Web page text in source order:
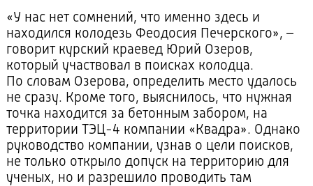
«У нас нет сомнений, что именно здесь и
находился колодезь Феодосия Печерского», –
говорит курский краевед Юрий Озеров,
который участвовал в поисках колодца.
По словам Озерова, определить место удалось
не сразу. Кроме того, выяснилось, что нужная
точка находится за бетонным забором, на
территории ТЭЦ-4 компании «Квадра». Однако
руководство компании, узнав о цели поисков,
не только открыло допуск на территорию для
ученых, но и разрешило проводить там